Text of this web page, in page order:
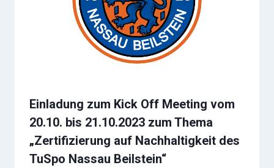
Einladung zum Kick Off Meeting vom
20.10. bis 21.10.2023 zum Thema
„Zertifizierung auf Nachhaltigkeit des
TuSpo Nassau Beilstein“